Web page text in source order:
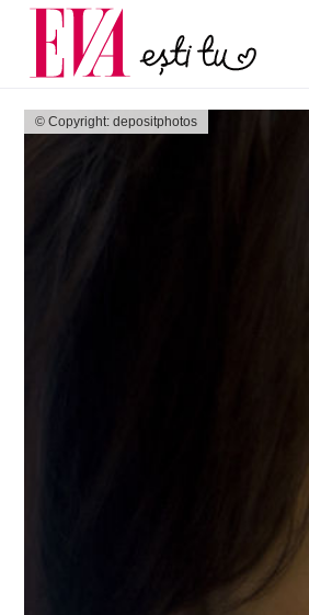
© Copyright: depositphotos
Carieră
Actualitate